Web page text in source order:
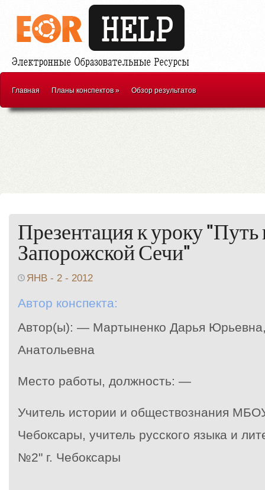
Главная Планы конспектов» Обзор результатов
Презентация к уроку "Путь
Запорожской Сечи"
ЯНВ - 2 - 2012
Автор конспекта:
Автор(ы): — Мартыненко Дарья
Анатольевна
Место работы, должность: —
Учитель истории и обществознания
Чебоксары, учитель русского языка и
№2" г. Чебоксары